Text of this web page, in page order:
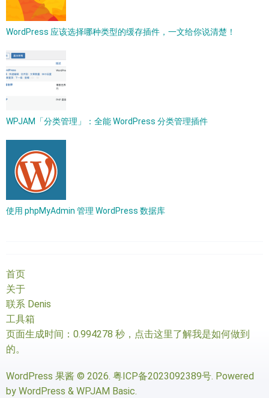
WordPress 应该选择哪种类型的缓存插件，一文给你说清楚！
WPJAM「分类管理」：全能 WordPress 分类管理插件
使用 phpMyAdmin 管理 WordPress 数据库
首页
关于
联系 Denis
工具箱
页面生成时间：0.994278 秒， 点击这里了解我是如何做到
的。
WordPress 果酱 © 2026. 粤ICP备2023092389号. Powered
by WordPress & WPJAM Basic.